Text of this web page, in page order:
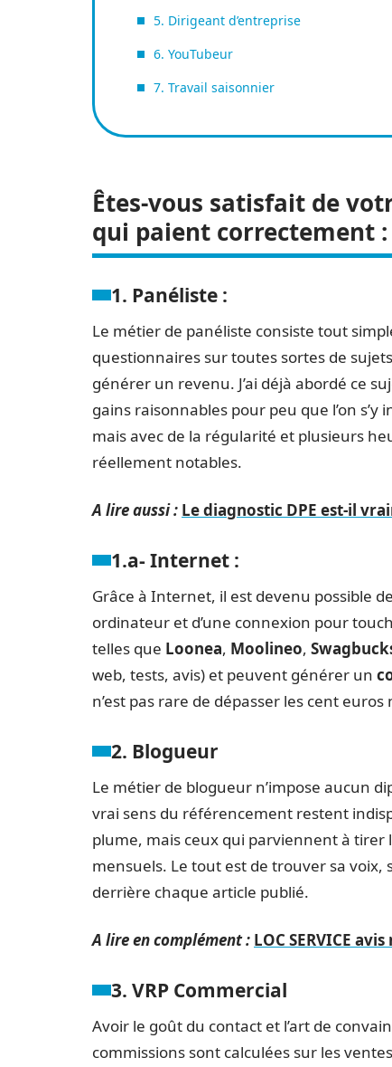
5. Dirigeant d’entreprise
6. YouTubeur
7. Travail saisonnier
Êtes-vous satisfait de
qui paient correctement :
1. Panéliste :
Le métier de panéliste consiste tout
questionnaires sur toutes sortes de
générer un revenu. J’ai déjà abordé ce
gains raisonnables pour peu que l’on s’y
mais avec de la régularité et plusieurs
réellement notables.
A lire aussi : Le diagnostic DPE est-il
1.a- Internet :
Grâce à Internet, il est devenu possible
ordinateur et d’une connexion pour
telles que Loonea, Moolineo,
web, tests, avis) et peuvent générer un
n’est pas rare de dépasser les cent
2. Blogueur
Le métier de blogueur n’impose aucun
vrai sens du référencement restent
plume, mais ceux qui parviennent à
mensuels. Le tout est de trouver sa
derrière chaque article publié.
A lire en complément : LOC SERVICE
3. VRP Commercial
Avoir le goût du contact et l’art de
commissions sont calculées sur les